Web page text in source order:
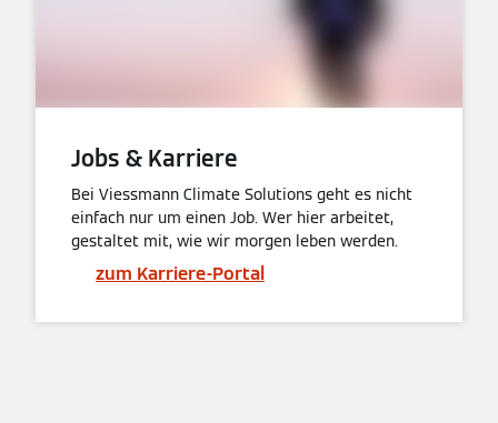
Jobs & Karriere
Bei Viessmann Climate Solutions geht es nicht
einfach nur um einen Job. Wer hier arbeitet,
gestaltet mit, wie wir morgen leben werden.
zum Karriere-Portal